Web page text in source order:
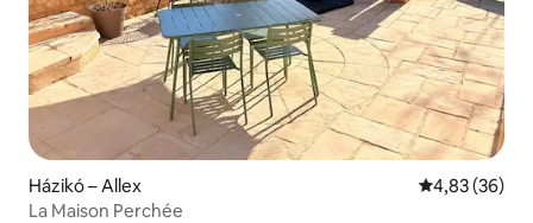
Házikó – Allex Átlagos
4,83 (36)
La Maison Perchée